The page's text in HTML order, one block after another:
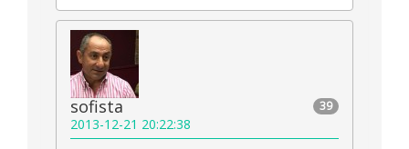
39
sofista
2013-12-21 20:22:38